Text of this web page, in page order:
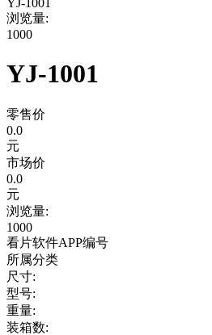
YJ-1001
浏览量:
1000
YJ-1001
零售价
0.0
元
市场价
0.0
元
浏览量:
1000
看片软件APP编号
所属分类
尺寸:
型号:
重量:
装箱数: